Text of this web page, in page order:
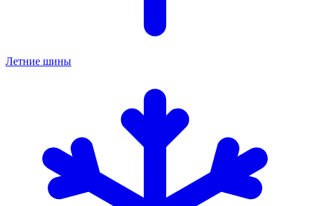
Летние шины